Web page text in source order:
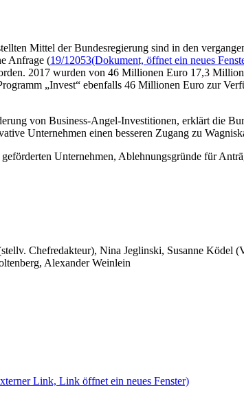
Mittel der Bundesregierung sind in den
Anfrage (19/12053(Dokument, öffnet ein neues
2017 wurden von 46 Millionen Euro 17,3
„Invest“ ebenfalls 46 Millionen Euro zur
von Business-Angel-Investitionen, erklärt die
Unternehmen einen besseren Zugang zu
Unternehmen, Ablehnungsgründe für
Chefredakteur), Nina Jeglinski, Susanne Ködel
Alexander Weinlein
Link, Link öffnet ein neues Fenster)